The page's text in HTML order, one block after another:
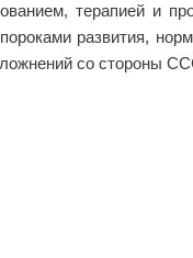
терапией и
развития,
со стороны